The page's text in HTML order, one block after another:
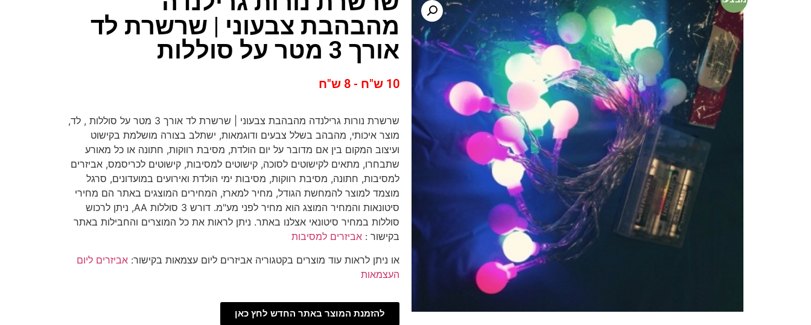
מהבהבת צבעוני | שרשרת לד
אורך 3 מטר על סוללות
10 ש"ח - 8 ש"ח
שרשרת נורות גרילנדה מהבהבת צבעוני | שרשרת לד אורך 3 מטר על סוללות , לד,
מוצר איכותי, מהבהב בשלל צבעים ודוגמאות, ישתלב בצורה מושלמת בקישוט
ועיצוב המקום בין אם מדובר על יום הולדת, מסיבת רווקות, חתונה או כל מאורע
שתבחרו, מתאים לקישוטים לסוכה, קישוטים למסיבות, קישוטים לכריסמס, אביזרים
למסיבות, חתונה, מסיבת רווקות, מסיבות ימי הולדת ואירועים במועדונים, סרגל
מוצמד למוצר להמחשת הגודל, מחיר למארז, המחירים המוצגים באתר הם מחירי
סיטונאות והמחיר המוצג הוא מחיר לפני מע"מ. דורש 3 סוללות AA, ניתן לרכוש
סוללות במחיר סיטונאי אצלנו באתר. ניתן לראות את כל המוצרים והחבילות באתר
בקישור : אביזרים למסיבות
או ניתן לראות עוד מוצרים בקטגוריה אביזרים ליום עצמאות בקישור: אביזרים ליום
העצמאות
להזמנת המוצר באתר החדש לחץ כאן